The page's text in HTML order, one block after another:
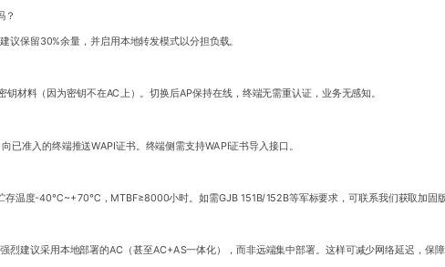
？
保留30%余量，并启用本地转发模式以分担负载。
材料（因为密钥不在AC上）。切换后AP保持在线，终端无需重认证，业务无感知。
准入的终端推送WAPI证书。终端侧需支持WAPI证书导入接口。
温度-40℃~+70℃，MTBF≥8000小时。如需GJB 151B/152B等军标要求，可联系我们获取加固
烈建议采用本地部署的AC（甚至AC+AS一体化），而非远端集中部署。这样可减少网络延迟，保